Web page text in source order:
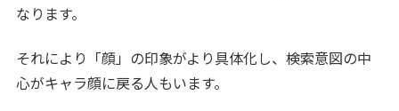
なります。
それにより「顔」の印象がより具体化し、検索意図の中
心がキャラ顔に戻る人もいます。